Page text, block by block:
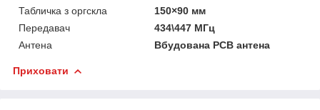
Табличка з оргскла
150×90 мм
Передавач
434\447 МГц
Антена
Вбудована PCB антена
Приховати